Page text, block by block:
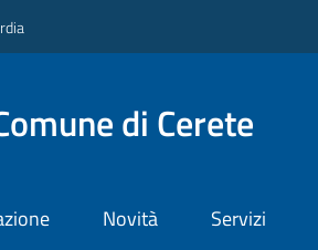
di Cerete
Novità Servizi